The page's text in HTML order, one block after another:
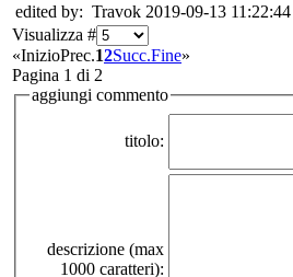
edited by: Travok 2019-09-13 11:22:44
Visualizza #
«InizioPrec.12Succ.Fine»
Pagina 1 di 2
aggiungi commento
titolo:
descrizione (max
1000 caratteri):